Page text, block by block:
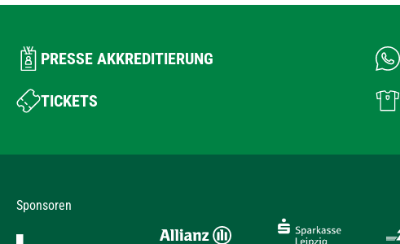
PRESSE AKKREDITIERUNG
TICKETS
Sponsoren